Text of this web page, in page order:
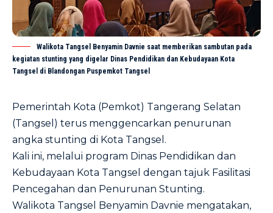
Walikota Tangsel Benyamin Davnie saat memberikan sambutan pada
kegiatan stunting yang digelar Dinas Pendidikan dan Kebudayaan Kota
Tangsel di Blandongan Puspemkot Tangsel
Pemerintah Kota (Pemkot) Tangerang Selatan
(Tangsel) terus menggencarkan penurunan
angka stunting di Kota Tangsel.
Kali ini, melalui program Dinas Pendidikan dan
Kebudayaan Kota Tangsel dengan tajuk Fasilitasi
Pencegahan dan Penurunan Stunting.
Walikota Tangsel Benyamin Davnie mengatakan,